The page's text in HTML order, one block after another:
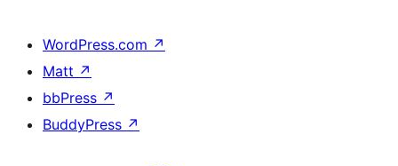
WordPress.com ↗
Matt ↗
bbPress ↗
BuddyPress ↗